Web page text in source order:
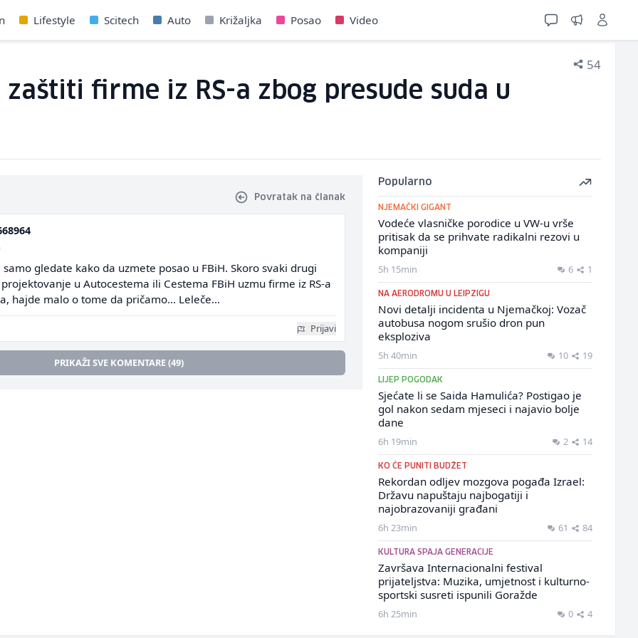
Lifestyle Scitech Auto Križaljka Posao Video
54
firme iz RS-a zbog presude suda u
Povratak na članak
samo gledate kako da uzmete posao u FBiH. Skoro svaki drugi
u Autocestema ili Cestema FBiH uzmu firme iz RS-a
hajde malo o tome da pričamo... Leleče...
Prijavi
PRIKAŽI SVE KOMENTARE (49)
Popularno
NJEMAČKI GIGANT
Vodeće vlasničke porodice u VW-u vrše
pritisak da se prihvate radikalni rezovi u
kompaniji
5h 15min 6 1
NA AERODROMU U LEIPZIGU
Novi detalji incidenta u Njemačkoj: Vozač
autobusa nogom srušio dron pun
eksploziva
5h 40min 10 19
LIJEP POGODAK
Sjećate li se Saida Hamulića? Postigao je
gol nakon sedam mjeseci i najavio bolje
dane
6h 19min 2 14
KO ĆE PUNITI BUDŽET
Rekordan odljev mozgova pogađa Izrael:
Državu napuštaju najbogatiji i
najobrazovaniji građani
6h 23min 61 84
KULTURA SPAJA GENERACIJE
Završava Internacionalni festival
prijateljstva: Muzika, umjetnost i kulturno-
sportski susreti ispunili Goražde
6h 25min 0 4